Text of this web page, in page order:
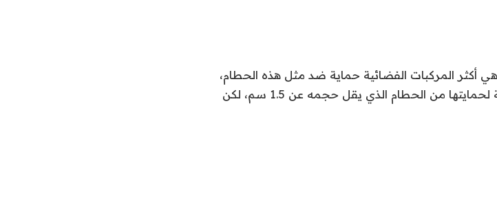
أكثر المركبات الفضائية حماية ضد مثل هذه الحطام،
وتحتوي المحطة الفضائية على دروع مدارية لحمايتها من الحطام الذي يقل حجمه عن 1.5 سم، لكن